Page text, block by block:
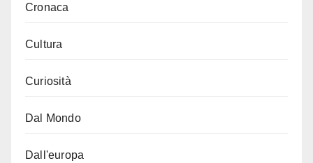
Cronaca
Cultura
Curiosità
Dal Mondo
Dall'europa